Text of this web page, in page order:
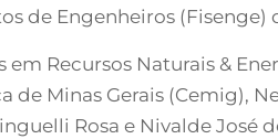
de Engenheiros (Fisenge)
Recursos Naturais &
Minas Gerais (Cemig),
Rosa e Nivalde José